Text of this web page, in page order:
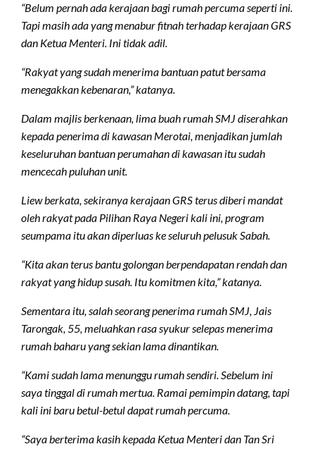
“Belum pernah ada kerajaan bagi rumah percuma seperti ini.
Tapi masih ada yang menabur fitnah terhadap kerajaan GRS
dan Ketua Menteri. Ini tidak adil.
“Rakyat yang sudah menerima bantuan patut bersama
menegakkan kebenaran,” katanya.
Dalam majlis berkenaan, lima buah rumah SMJ diserahkan
kepada penerima di kawasan Merotai, menjadikan jumlah
keseluruhan bantuan perumahan di kawasan itu sudah
mencecah puluhan unit.
Liew berkata, sekiranya kerajaan GRS terus diberi mandat
oleh rakyat pada Pilihan Raya Negeri kali ini, program
seumpama itu akan diperluas ke seluruh pelusuk Sabah.
“Kita akan terus bantu golongan berpendapatan rendah dan
rakyat yang hidup susah. Itu komitmen kita,” katanya.
Sementara itu, salah seorang penerima rumah SMJ, Jais
Tarongak, 55, meluahkan rasa syukur selepas menerima
rumah baharu yang sekian lama dinantikan.
“Kami sudah lama menunggu rumah sendiri. Sebelum ini
saya tinggal di rumah mertua. Ramai pemimpin datang, tapi
kali ini baru betul-betul dapat rumah percuma.
“Saya berterima kasih kepada Ketua Menteri dan Tan Sri